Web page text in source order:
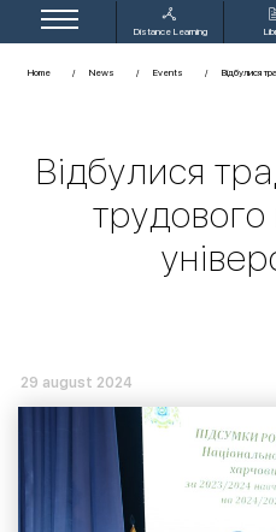
Distance Learning
Home News Events Відбулися
Відбулися
29 august 2024